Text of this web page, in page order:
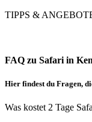
TIPPS &
FAQ zu Safari in
Hier findest du Fragen,
Was kostet 2 Tage